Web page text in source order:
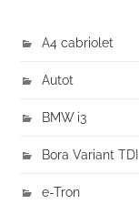
A4 cabriolet
Autot
BMW i3
Bora Variant TDI
e-Tron